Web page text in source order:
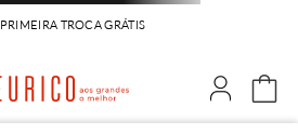
PRIMEIRA TROCA GRÁTIS